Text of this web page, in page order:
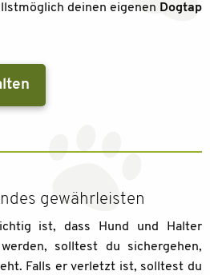
deinen eigenen Dogtap
gewährleisten
ist, dass Hund und Halter
solltest du sichergehen,
Falls er verletzt ist, solltest du